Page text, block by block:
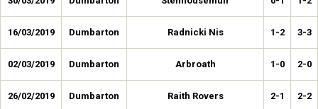
16/03/2019 Dumbarton Radnicki Nis 1-2 3-3
02/03/2019 Dumbarton Arbroath 1-0 2-0
26/02/2019 Dumbarton Raith Rovers 2-1 2-2